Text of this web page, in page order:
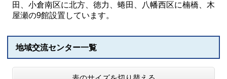
田、小倉南区に北方、徳力、蜷田、八幡西区に楠橋、木
屋瀬の9館設置しています。
地域交流センター一覧